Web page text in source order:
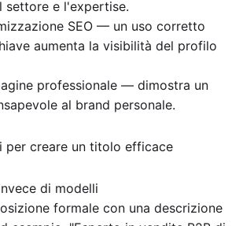
settore e l'expertise.
SEO — un uso corretto
aumenta la visibilità del profilo
professionale — dimostra un
al brand personale.
per creare un titolo efficace
di modelli
formale con una descrizione